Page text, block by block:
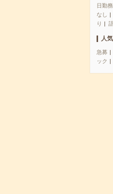
日勤務
なし
り
人
急募
ック